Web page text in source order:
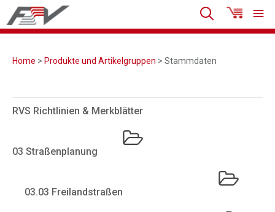
Home > Produkte und Artikelgruppen > Stammdaten
RVS Richtlinien & Merkblätter
03 Straßenplanung
03.03 Freilandstraßen